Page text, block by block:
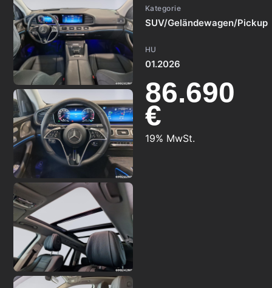
Kategorie
SUV/Geländewagen/Pickup
HU
01.2026
86.690
€
19% MwSt.